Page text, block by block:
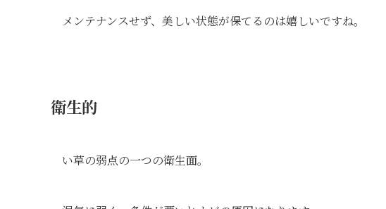
メンテナンスせず、美しい状態が保てるのは嬉しいですね。
衛生的
い草の弱点の一つの衛生面。